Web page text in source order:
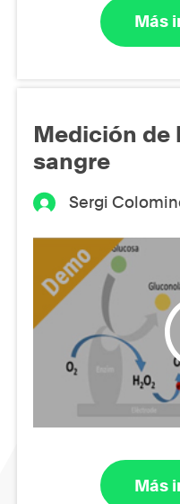
Más
Medición de
sangre
Sergi
Más